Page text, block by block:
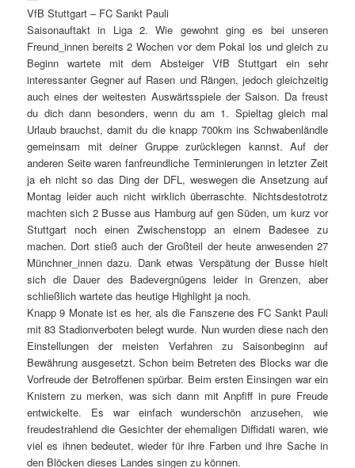
VfBStuttgart – FC Sankt Pauli
Saisonauftakt in Liga 2. Wie gewohnt ging es bei unseren
Freund_innen bereits 2 Wochen vor dem Pokal los und gleich zu
Beginn wartete mit dem Absteiger VfBStuttgart ein sehr
interessanter Gegner auf Rasen und Rängen, jedoch gleichzeitig
auch eines der weitesten Auswärtsspiele der Saison. Da freust
du dich dann besonders, wenn du am 1. Spieltag gleich mal
Urlaub brauchst, damit du die knapp 700km ins Schwabenländle
gemeinsam mit deiner Gruppe zurücklegen kannst. Auf der
anderen Seite waren fanfreundliche Terminierungen in letzter Zeit
ja eh nicht so das Ding der DFL, weswegen die Ansetzung auf
Montag leider auch nicht wirklich überraschte. Nichtsdestotrotz
machten sich 2 Busse aus Hamburgauf gen Süden, um kurz vor
Stuttgart noch einen Zwischenstopp an einem Badesee zu
machen. Dort stieß auch der Großteil der heute anwesenden 27
Münchner_innen dazu. Dank etwas Verspätung der Busse hielt
sich die Dauer des Badevergnügens leider in Grenzen, aber
schließlich wartete das heutige Highlight ja noch.
Knapp 9 Monate ist es her, als die Fanszene des FC Sankt Pauli
mit 83 Stadionverboten belegt wurde. Nun wurden diese nach den
Einstellungen der meisten Verfahren zu Saisonbeginn auf
Bewährung ausgesetzt. Schon beim Betreten des Blocks war die
Vorfreude der Betroffenen spürbar. Beim ersten Einsingen war ein
Knistern zu merken, was sich dann mit Anpfiff in pure Freude
entwickelte. Es war einfach wunderschön anzusehen, wie
freudestrahlend die Gesichter der ehemaligen Diffidati waren, wie
viel es ihnen bedeutet, wieder für ihre Farben und ihre Sache in
den Blöcken dieses Landes singen zu können.